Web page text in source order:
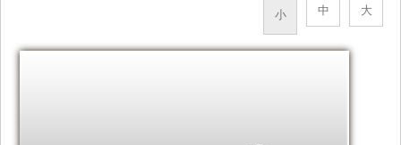
大
中
小